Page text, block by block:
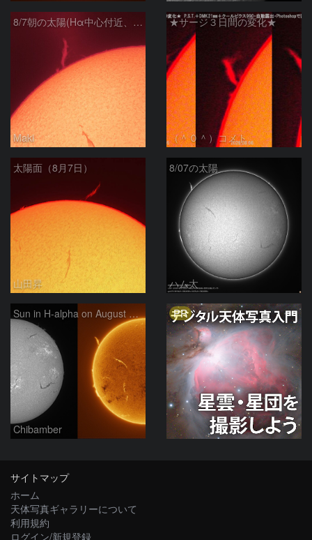
8/7朝の太陽(Hα中心付近、プロミネンス)
Maki
★サージ３日間の変化★
（＾０＾）コメト
太陽面（8月7日）
山田昇
8/07の太陽
ハム太
Sun in H-alpha on August 7, 2026
Chibamber
PR
サイトマップ
ホーム
天体写真ギャラリーについて
利用規約
ログイン/新規登録